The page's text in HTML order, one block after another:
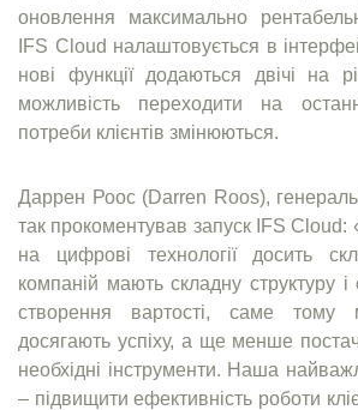
оновлення максимально
IFS Cloud налаштовується в
нові функції додаються двічі на
можливість переходити на
потреби клієнтів змінюються.
Даррен Роос (Darren Roos),
так прокоментував запуск IFS
на цифрові технології досить
компаній мають складну структуру
створення вартості, саме тому
досягають успіху, а ще менше
необхідні інструменти. Наша
– підвищити ефективність роботи